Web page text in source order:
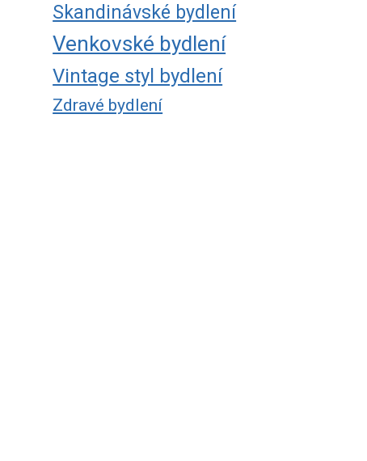
Skandinávské bydlení
Venkovské bydlení
Vintage styl bydlení
Zdravé bydlení